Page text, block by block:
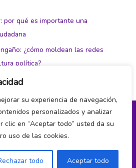
su experiencia de navegación,
personalizados y analizar
en “Aceptar todo” usted da su
uso de las cookies.
todo Aceptar todo
por qué es importante una
¿cómo moldean las redes
política?
privacidad y cookies
¿Hablamos?